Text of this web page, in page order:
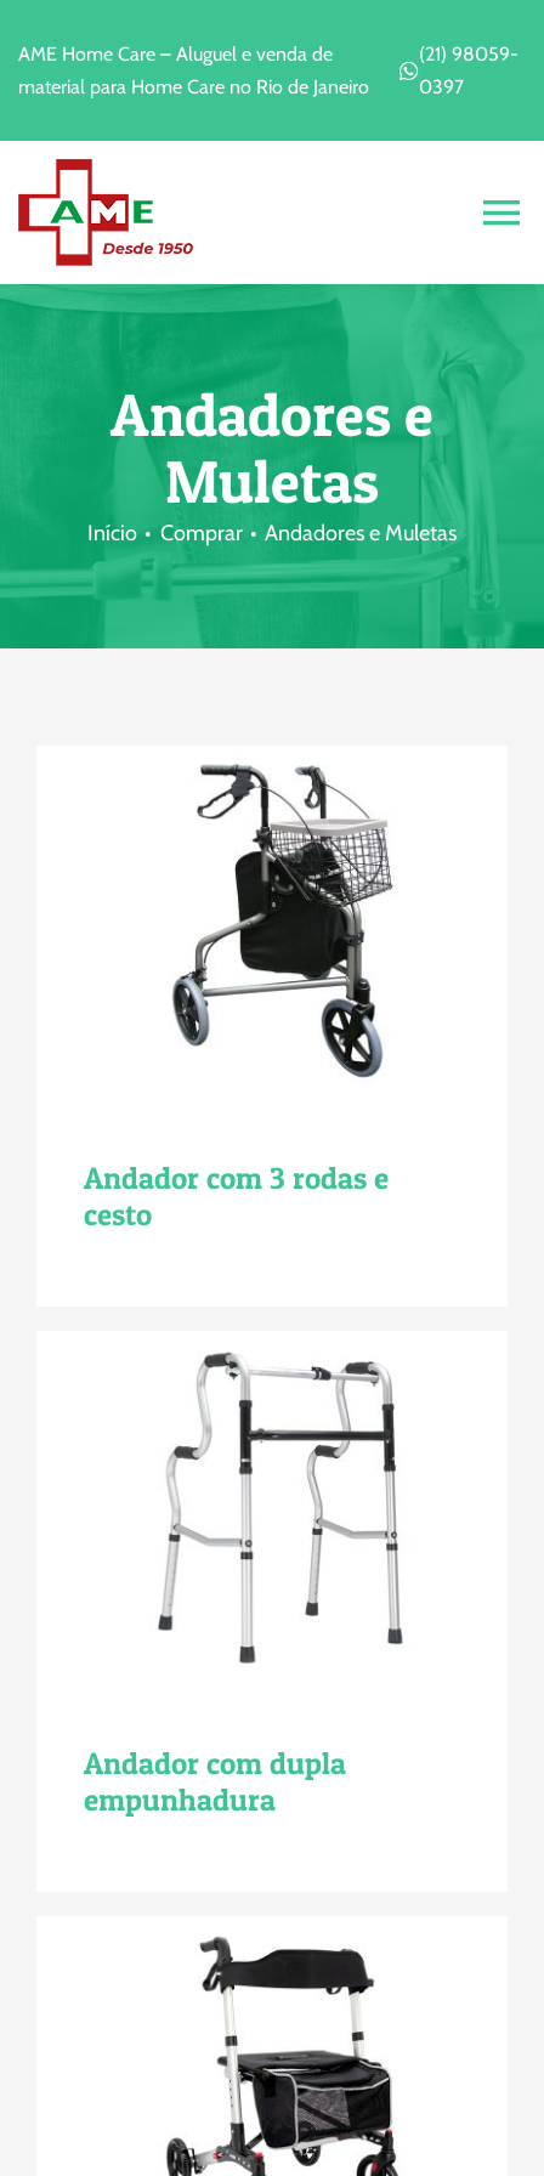
paraAME Home Care – Aluguel e venda de
material para Home Care no Rio de Janeiro
(21) 98059-
0397
Home
A Empresa
Comprar
Peça Seu Orçamento
Andadores e
Muletas
Início Comprar Andadores e Muletas
Andador com 3 rodas e
cesto
Andador com dupla
empunhadura